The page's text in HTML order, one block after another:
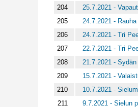
204
25.7.2021 -
205
24.7.2021 -
206
24.7.2021 - Tri
207
22.7.2021 - Tri
208
21.7.2021 -
209
15.7.2021 -
210
10.7.2021 -
211
9.7.2021 - Sielun